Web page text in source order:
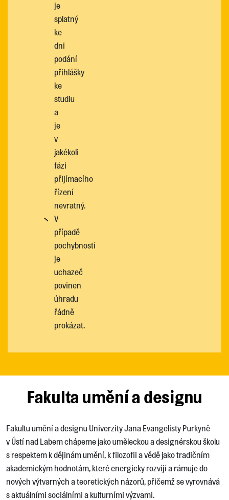
je
splatný
ke
dni
podání
přihlášky
ke
studiu
a
je
v
jakékoli
fázi
přijímacího
řízení
nevratný.
V
případě
pochybností
je
uchazeč
povinen
úhradu
řádně
prokázat.
Fakulta umění a designu
Fakultu umění a designu Univerzity Jana Evangelisty Purkyně
v Ústí nad Labem chápeme jako uměleckou a designérskou školu
s respektem k dějinám umění, k filozofii a vědě jako tradičním
akademickým hodnotám, které energicky rozvíjí a rámuje do
nových výtvarných a teoretických názorů, přičemž se vyrovnává
s aktuálními sociálními a kulturními výzvami.